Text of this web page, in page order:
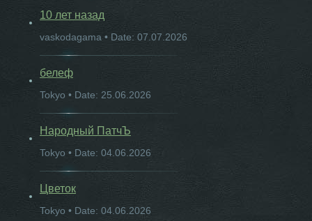
10 лет назад
vaskodagama • Date: 07.07.2026
белеф
Tokyo • Date: 25.06.2026
Народный ПатчЪ
Tokyo • Date: 04.06.2026
Цветок
Tokyo • Date: 04.06.2026